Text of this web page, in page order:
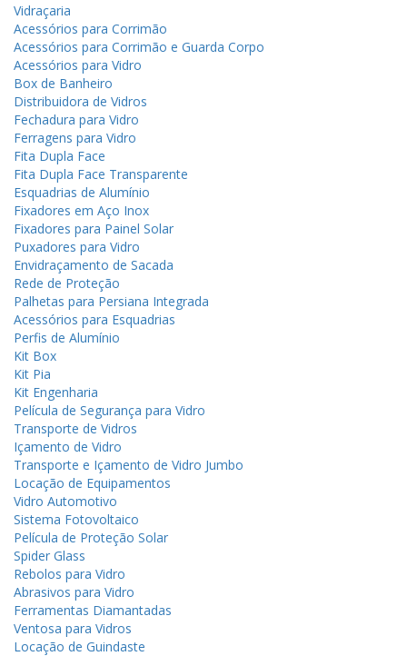
Vidraçaria
Acessórios para Corrimão
Acessórios para Corrimão e Guarda Corpo
Acessórios para Vidro
Box de Banheiro
Distribuidora de Vidros
Fechadura para Vidro
Ferragens para Vidro
Fita Dupla Face
Fita Dupla Face Transparente
Esquadrias de Alumínio
Fixadores em Aço Inox
Fixadores para Painel Solar
Puxadores para Vidro
Envidraçamento de Sacada
Rede de Proteção
Palhetas para Persiana Integrada
Acessórios para Esquadrias
Perfis de Alumínio
Kit Box
Kit Pia
Kit Engenharia
Película de Segurança para Vidro
Transporte de Vidros
Içamento de Vidro
Transporte e Içamento de Vidro Jumbo
Locação de Equipamentos
Vidro Automotivo
Sistema Fotovoltaico
Película de Proteção Solar
Spider Glass
Rebolos para Vidro
Abrasivos para Vidro
Ferramentas Diamantadas
Ventosa para Vidros
Locação de Guindaste